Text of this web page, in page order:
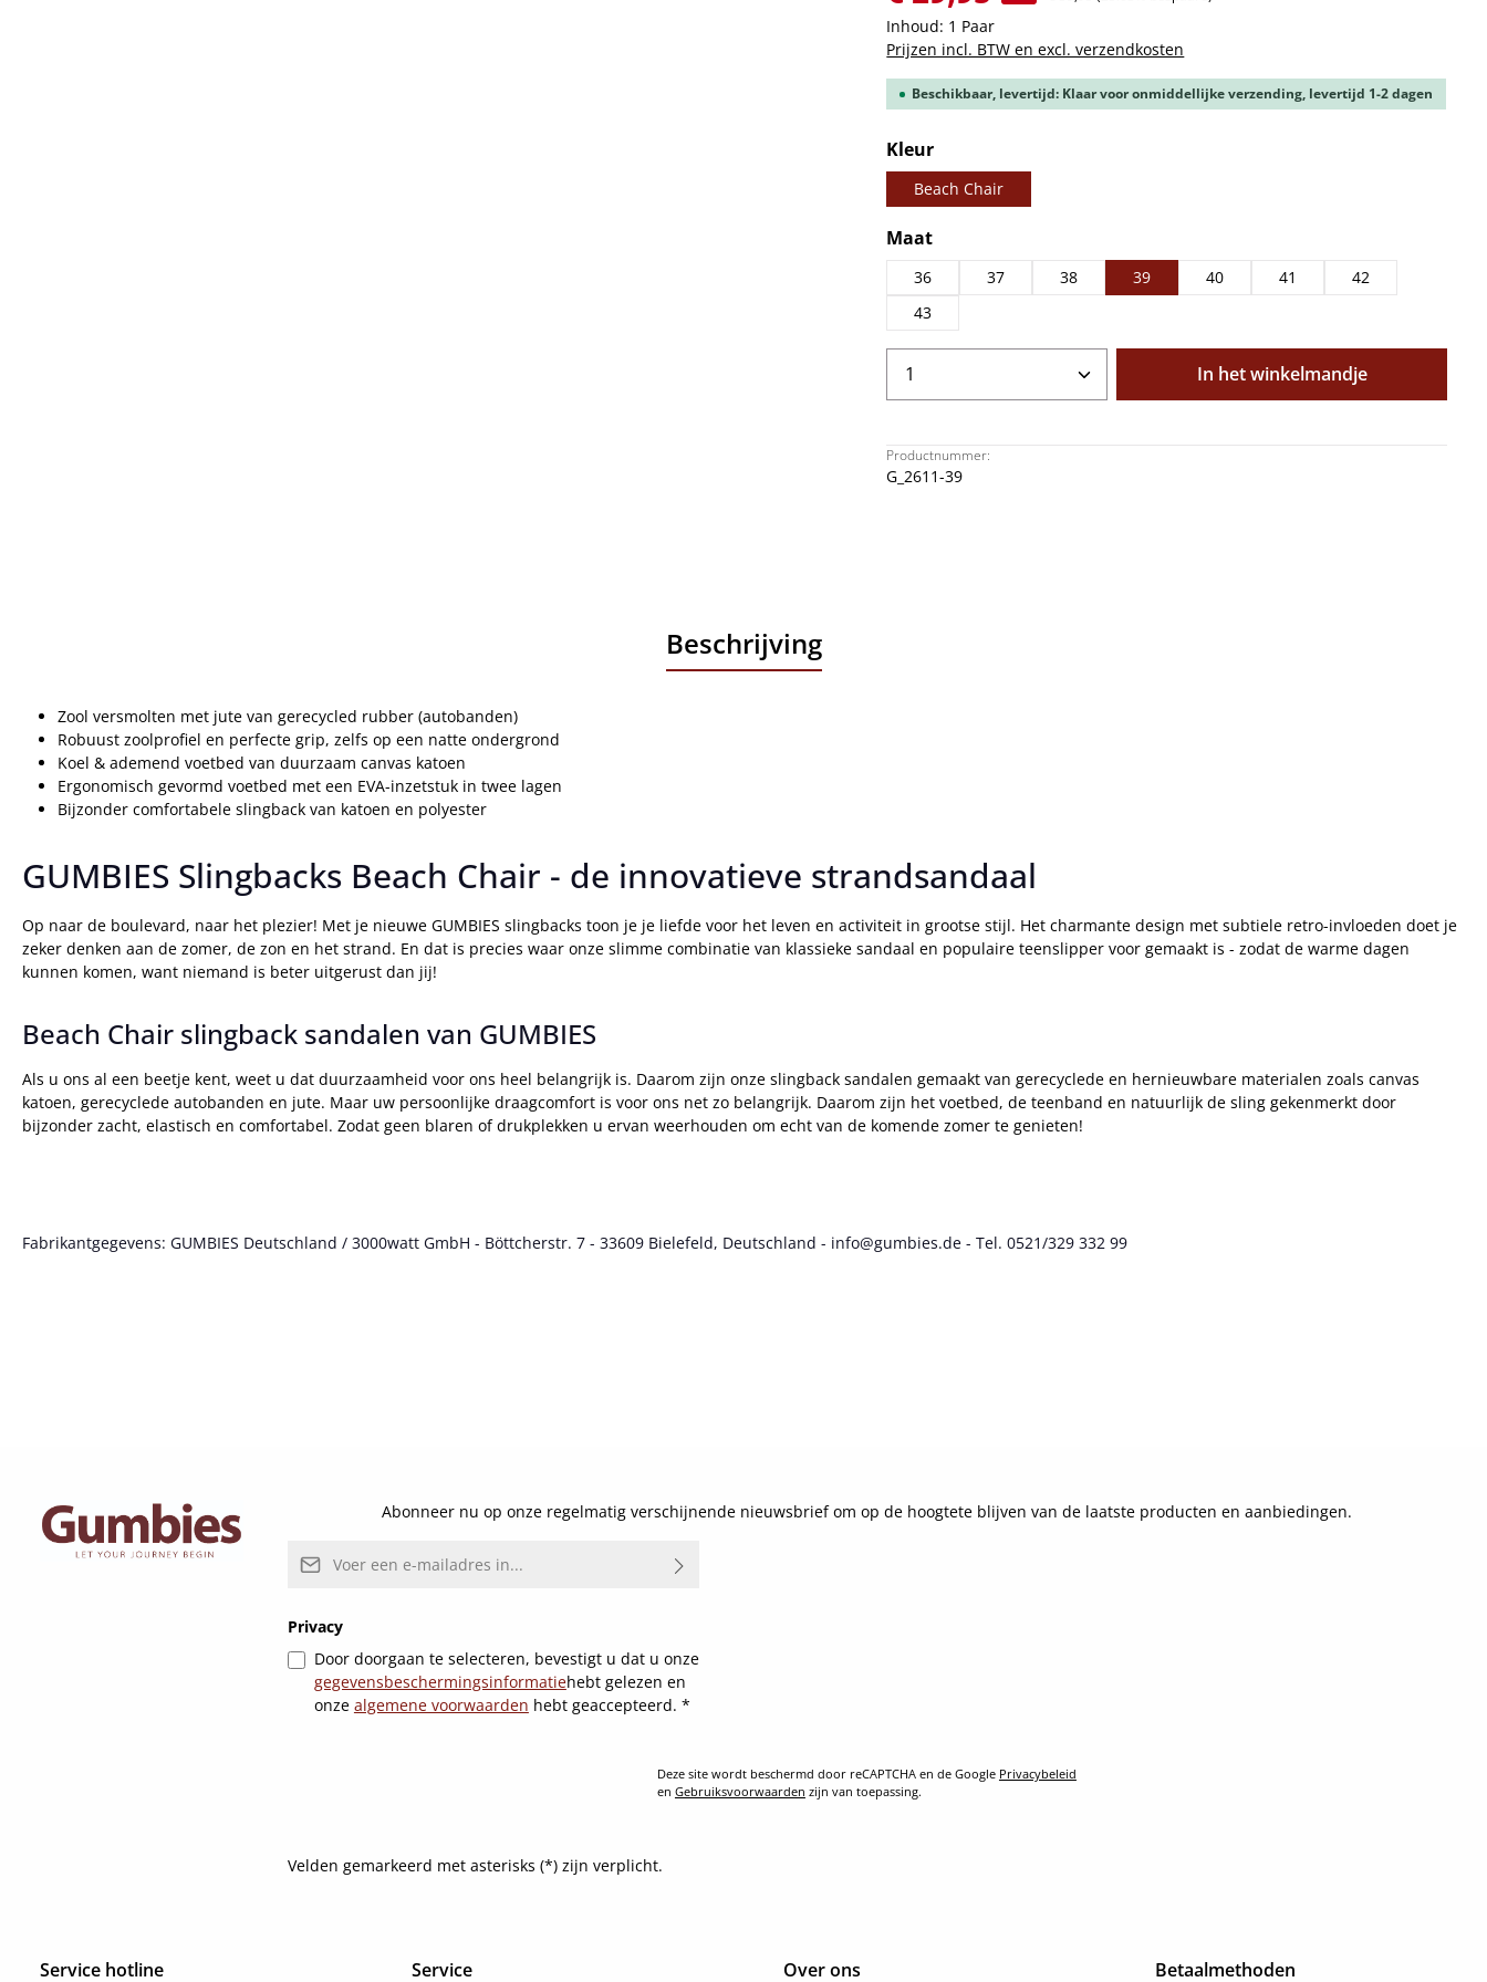
Inhoud: 1 Paar
Prijzen incl. BTW en excl. verzendkosten
Beschikbaar, levertijd: Klaar voor onmiddellijke verzending, levertijd 1-2 dagen
Selecteer
Kleur
Beach Chair
Selecteer
Maat
36 37 38 39 40 41
42
43
Producthoeveelheid: Voer de gewenste
In het winkelmandje
Productnummer:
G_2611-39
Beschrijving
Zool versmolten met jute van gerecycled rubber (autobanden)
Robuust zoolprofiel en perfecte grip, zelfs op een natte ondergrond
Koel & ademend voetbed van duurzaam canvas katoen
Ergonomisch gevormd voetbed met een EVA-inzetstuk in twee lagen
Bijzonder comfortabele slingback van katoen en polyester
GUMBIES Slingbacks Beach Chair - de innovatieve strandsandaal
Op naar de boulevard, naar het plezier! Met je nieuwe GUMBIES slingbacks toon je je liefde voor het leven en activiteit in grootse stijl. Het charmante design met subtiele retro-invloeden doet je
zeker denken aan de zomer, de zon en het strand. En dat is precies waar onze slimme combinatie van klassieke sandaal en populaire teenslipper voor gemaakt is - zodat de warme dagen
kunnen komen, want niemand is beter uitgerust dan jij!
Beach Chair slingback sandalen van GUMBIES
Als u ons al een beetje kent, weet u dat duurzaamheid voor ons heel belangrijk is. Daarom zijn onze slingback sandalen gemaakt van gerecyclede en hernieuwbare materialen zoals canvas
katoen, gerecyclede autobanden en jute. Maar uw persoonlijke draagcomfort is voor ons net zo belangrijk. Daarom zijn het voetbed, de teenband en natuurlijk de sling gekenmerkt door
bijzonder zacht, elastisch en comfortabel. Zodat geen blaren of drukplekken u ervan weerhouden om echt van de komende zomer te genieten!
Fabrikantgegevens: GUMBIES Deutschland / 3000watt GmbH - Böttcherstr. 7 - 33609 Bielefeld, Deutschland - info@gumbies.de - Tel. 0521/329 332 99
Abonneer nu op onze regelmatig verschijnende nieuwsbrief om op de hoogtete blijven van de laatste producten en aanbiedingen.
E-mailadres*
Privacy
Door doorgaan te selecteren, bevestigt u dat u onze
gegevensbeschermingsinformatiehebt gelezen en
onze algemene voorwaarden hebt geaccepteerd. *
Deze site wordt beschermd door reCAPTCHA en de Google Privacybeleid
en Gebruiksvoorwaarden zijn van toepassing.
Velden gemarkeerd met asterisks (*) zijn verplicht.
Service hotline Service Over ons Betaalmethoden